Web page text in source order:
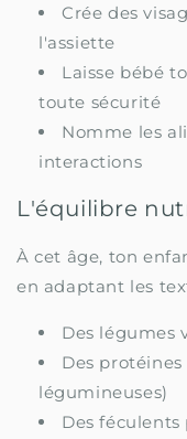
Crée des
l'assiette
Laisse bébé
toute sécurité
Nomme les
interactions
L'équilibre
À cet âge, ton
en adaptant les
Des légumes
Des
légumineuses)
Des